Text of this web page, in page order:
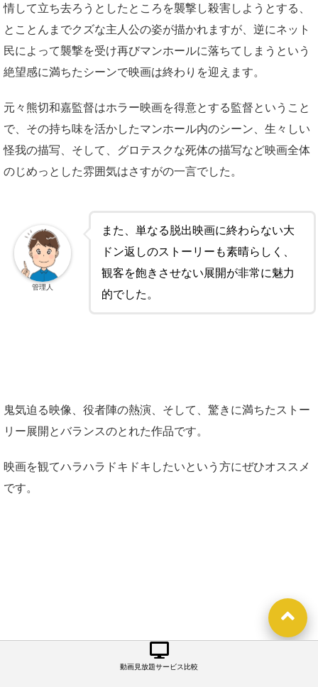
情して立ち去ろうとしたところを襲撃し殺害しようとする、
とことんまでクズな主人公の姿が描かれますが、逆にネット
民によって襲撃を受け再びマンホールに落ちてしまうという
絶望感に満ちたシーンで映画は終わりを迎えます。
元々熊切和嘉監督はホラー映画を得意とする監督ということ
で、その持ち味を活かしたマンホール内のシーン、生々しい
怪我の描写、そして、グロテスクな死体の描写など映画全体
のじめっとした雰囲気はさすがの一言でした。
また、単なる脱出映画に終わらない大
ドン返しのストーリーも素晴らしく、
観客を飽きさせない展開が非常に魅力
的でした。
管理人
鬼気迫る映像、役者陣の熱演、そして、驚きに満ちたストー
リー展開とバランスのとれた作品です。
映画を観てハラハラドキドキしたいという方にぜひオススメ
です。
動画見放題サービス比較